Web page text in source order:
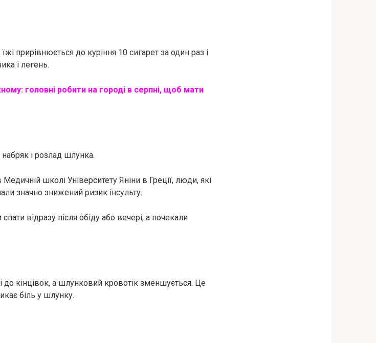
прирівнюється до куріння 10 сигарет за один раз і
і легень.
головні робити на городі в серпні, щоб мати
і розлад шлунка.
школі Університету Яніни в Греції, люди, які
значно знижений ризик інсульту.
відразу після обіду або вечері, а почекали
кінцівок, а шлунковий кровотік зменшується. Це
біль у шлунку.